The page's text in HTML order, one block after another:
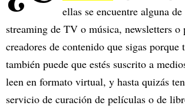
ellas se encuentre alguna
streaming de TV o música, newsletters o
creadores de contenido que sigas porque
también puede que estés suscrito a
leen en formato virtual, y hasta quizás
servicio de curación de películas o de